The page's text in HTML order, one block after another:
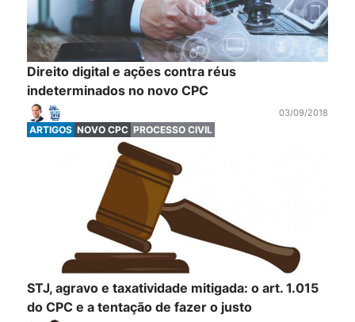
Direito digital e ações contra réus
indeterminados no novo CPC
03/09/2018
ARTIGOS NOVO CPC PROCESSO CIVIL
STJ, agravo e taxatividade mitigada: o art. 1.015
do CPC e a tentação de fazer o justo